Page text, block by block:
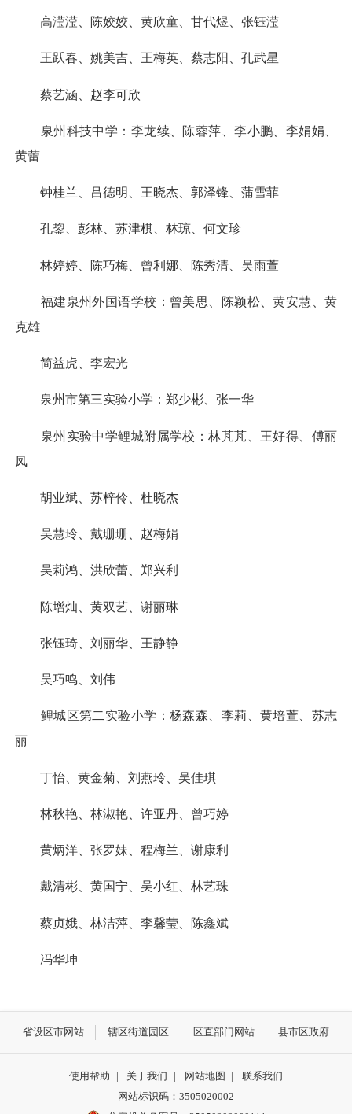
高滢滢、陈姣姣、黄欣童、甘代煜、张钰滢
王跃春、姚美吉、王梅英、蔡志阳、孔武星
蔡艺涵、赵李可欣
泉州科技中学：李龙续、陈蓉萍、李小鹏、李娟娟、
黄蕾
钟桂兰、吕德明、王晓杰、郭泽锋、蒲雪菲
孔鋆、彭林、苏津棋、林琼、何文珍
林婷婷、陈巧梅、曾利娜、陈秀清、吴雨萱
福建泉州外国语学校：曾美思、陈颖松、黄安慧、黄
克雄
简益虎、李宏光
泉州市第三实验小学：郑少彬、张一华
泉州实验中学鲤城附属学校：林芃芃、王好得、傅丽
凤
胡业斌、苏梓伶、杜晓杰
吴慧玲、戴珊珊、赵梅娟
吴莉鸿、洪欣蕾、郑兴利
陈增灿、黄双艺、谢丽琳
张钰琦、刘丽华、王静静
吴巧鸣、刘伟
鲤城区第二实验小学：杨森森、李莉、黄培萱、苏志
丽
丁怡、黄金菊、刘燕玲、吴佳琪
林秋艳、林淑艳、许亚丹、曾巧婷
黄炳洋、张罗妹、程梅兰、谢康利
戴清彬、黄国宁、吴小红、林艺珠
蔡贞娥、林洁萍、李馨莹、陈鑫斌
冯华坤
省设区市网站 辖区街道园区 区直部门网站 县市区政府
使用帮助 | 关于我们 | 网站地图 |
联系我们
网站标识码：3505020002